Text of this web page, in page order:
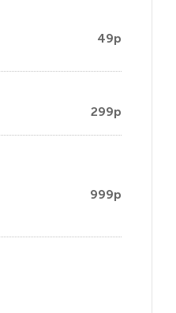
49р
299р
999р